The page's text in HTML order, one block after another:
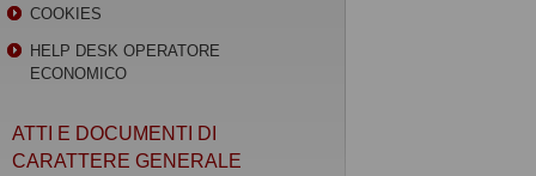
COOKIES
HELP DESK OPERATORE
ECONOMICO
ATTI E DOCUMENTI DI
CARATTERE GENERALE